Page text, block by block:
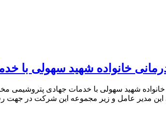
خانواده شهید سهولی با
شهید سهولی با خدمات جهادی پتروشیمی
این مدیر عامل و زیر مجموعه این شرکت در